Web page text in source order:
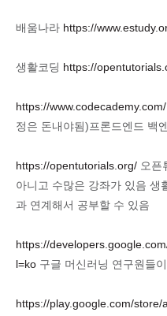
배움나라 https://
생활코딩 https://
https://www.codecademy.com/
정은 돈내야됨)프론드엔드 백
https://opentutorials.org/ 오픈
아니고 수많은 강좌가 있음 생
과 연계해서 공부할 수 있음
https://
l=ko 구글 머신러닝 연구원들
https://play.google.com/